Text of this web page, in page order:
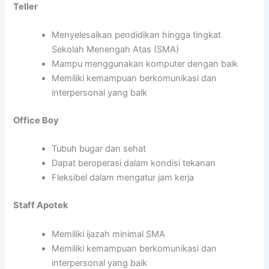
Teller
Menyelesaikan pendidikan hingga tingkat
Sekolah Menengah Atas (SMA)
Mampu menggunakan komputer dengan baik
Memiliki kemampuan berkomunikasi dan
interpersonal yang baik
Office Boy
Tubuh bugar dan sehat
Dapat beroperasi dalam kondisi tekanan
Fleksibel dalam mengatur jam kerja
Staff Apotek
Memiliki ijazah minimal SMA
Memiliki kemampuan berkomunikasi dan
interpersonal yang baik